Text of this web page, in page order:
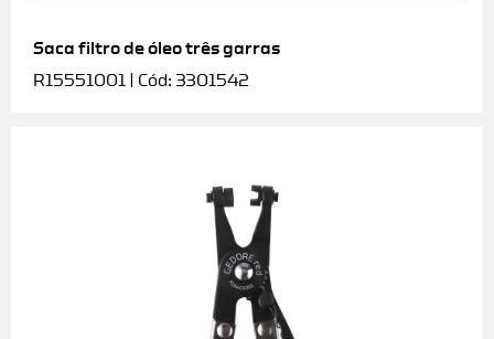
Saca filtro de óleo três garras
R15551001 | Cód: 3301542